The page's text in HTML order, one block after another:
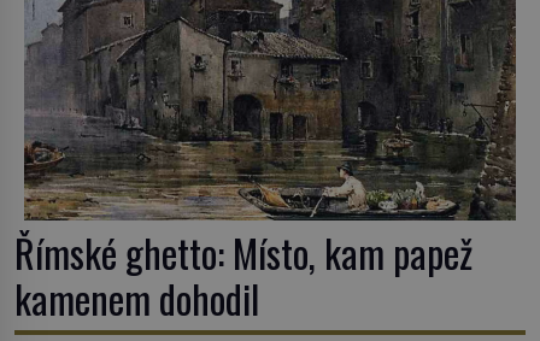
Římské ghetto: Místo, kam papež
kamenem dohodil